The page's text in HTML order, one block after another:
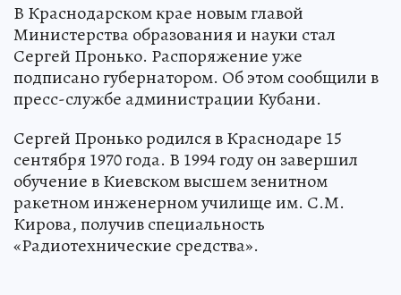
В Краснодарском крае новым главой
Министерства образования и науки стал
Сергей Пронько. Распоряжение уже
подписано губернатором. Об этом сообщили в
пресс-службе администрации Кубани.
Сергей Пронько родился в Краснодаре 15
сентября 1970 года. В 1994 году он завершил
обучение в Киевском высшем зенитном
ракетном инженерном училище им. С.М.
Кирова, получив специальность
«Радиотехнические средства».